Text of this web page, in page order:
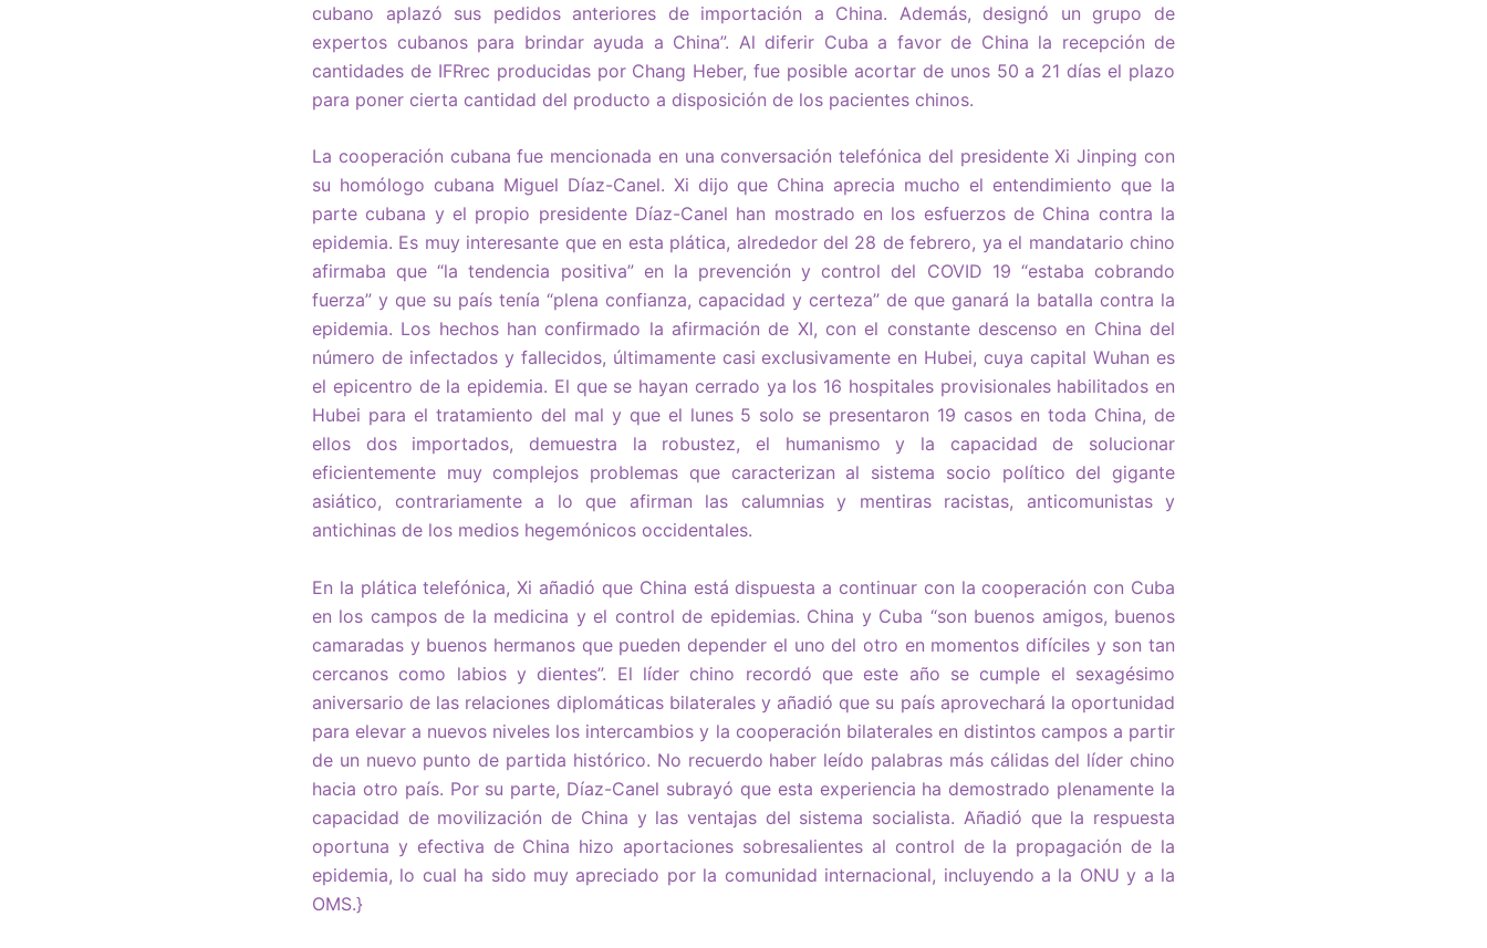
cubano aplazó sus pedidos anteriores de importación a China. Además, designó un grupo de
expertos cubanos para brindar ayuda a China”. Al diferir Cuba a favor de China la recepción de
cantidades de IFRrec producidas por Chang Heber, fue posible acortar de unos 50 a 21 días el plazo
para poner cierta cantidad del producto a disposición de los pacientes chinos.
La cooperación cubana fue mencionada en una conversación telefónica del presidente Xi Jinping con
su homólogo cubana Miguel Díaz-Canel. Xi dijo que China aprecia mucho el entendimiento que la
parte cubana y el propio presidente Díaz­-Canel han mostrado en los esfuerzos de China contra la
epidemia. Es muy interesante que en esta plática, alrededor del 28 de febrero, ya el mandatario chino
afirmaba que “la tendencia positiva” en la prevención y control del COVID 19 “estaba cobrando
fuerza” y que su país tenía “plena confianza, capacidad y certeza” de que ganará la batalla contra la
epidemia. Los hechos han confirmado la afirmación de XI, con el constante descenso en China del
número de infectados y fallecidos, últimamente casi exclusivamente en Hubei, cuya capital Wuhan es
el epicentro de la epidemia. El que se hayan cerrado ya los 16 hospitales provisionales habilitados en
Hubei para el tratamiento del mal y que el lunes 5 solo se presentaron 19 casos en toda China, de
ellos dos importados, demuestra la robustez, el humanismo y la capacidad de solucionar
eficientemente muy complejos problemas que caracterizan al sistema socio político del gigante
asiático, contrariamente a lo que afirman las calumnias y mentiras racistas, anticomunistas y
antichinas de los medios hegemónicos occidentales.
En la plática telefónica, Xi añadió que China está dispuesta a continuar con la cooperación con Cuba
en los campos de la medicina y el control de epidemias. China y Cuba “son buenos amigos, buenos
camaradas y buenos hermanos que pueden depender el uno del otro en momentos difíciles y son tan
cercanos como labios y dientes”. El líder chino recordó que este año se cumple el sexagésimo
aniversario de las relaciones diplomáticas bilaterales y añadió que su país aprovechará la oportunidad
para elevar a nuevos niveles los intercambios y la cooperación bilaterales en distintos campos a partir
de un nuevo punto de partida histórico. No recuerdo haber leído palabras más cálidas del líder chino
hacia otro país. Por su parte, Díaz-Canel subrayó que esta experiencia ha demostrado plenamente la
capacidad de movilización de China y las ventajas del sistema socialista. Añadió que la respuesta
oportuna y efectiva de China hizo aportaciones sobresalientes al control de la propagación de la
epidemia, lo cual ha sido muy apreciado por la comunidad internacional, incluyendo a la ONU y a la
OMS.}